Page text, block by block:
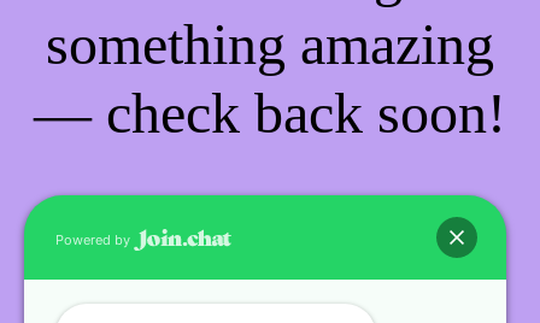
something amazing
— check back soon!
Powered by